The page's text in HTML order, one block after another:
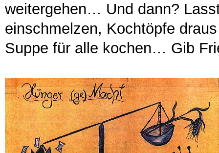
weitergehen… Und dann?
einschmelzen, Kochtöpfe
Suppe für alle kochen… Gib